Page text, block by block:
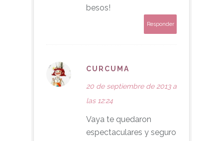
besos!
Responder
CURCUMA
20 de septiembre de 2013 a
las 12:24
Vaya te quedaron
espectaculares y seguro